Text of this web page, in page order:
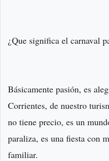
¿Que significa el carnaval
Básicamente pasión, es
Corrientes, de nuestro
no tiene precio, es un
paraliza, es una fiesta con
familiar.